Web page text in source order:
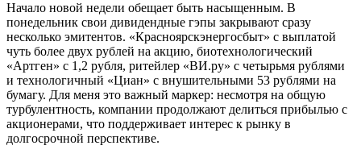
Начало новой недели обещает быть насыщенным. В
понедельник свои дивидендные гэпы закрывают сразу
несколько эмитентов. «Красноярскэнергосбыт» с выплатой
чуть более двух рублей на акцию, биотехнологический
«Артген» с 1,2 рубля, ритейлер «ВИ.ру» с четырьмя рублями
и технологичный «Циан» с внушительными 53 рублями на
бумагу. Для меня это важный маркер: несмотря на общую
турбулентность, компании продолжают делиться прибылью с
акционерами, что поддерживает интерес к рынку в
долгосрочной перспективе.